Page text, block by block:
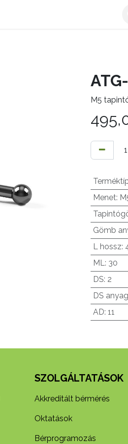
M5
Menet:
Gömb
L hossz:
ML: 30
DS: 2
DS
AD: 11
SZOLGÁLTATÁSOK
Akkreditált bérmérés
Oktatások
Bérprogramozás